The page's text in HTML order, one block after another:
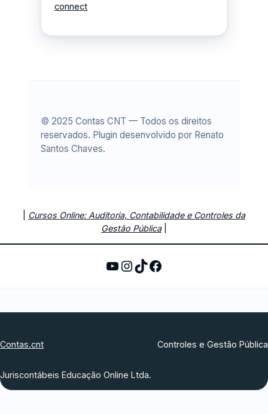
connect
© 2025 Contas CNT — Todos os direitos
reservados. Plugin desenvolvido por Renato
Santos Chaves.
Cursos Online: Auditoria, Contabilidade e Controles da
Gestão Pública|
https://
Instagram
TikTok
Facebook
Contas.cnt Controles e Gestão Pública
Juriscontábeis Educação Online Ltda.